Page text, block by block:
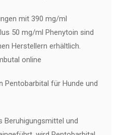
mit 390 mg/ml
50 mg/ml Phenytoin sind
Herstellern erhältlich.
online
Pentobarbital für Hunde und
Beruhigungsmittel und